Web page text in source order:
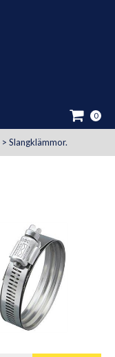
0
> Slangklämmor.